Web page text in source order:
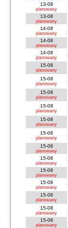
13-08
planowany
13-08
planowany
14-08
planowany
14-08
planowany
14-08
planowany
15-08
planowany
15-08
planowany
15-08
planowany
15-08
planowany
15-08
planowany
15-08
planowany
15-08
planowany
15-08
planowany
15-08
planowany
15-08
planowany
15-08
planowany
15-08
planowany
15-08
planowany